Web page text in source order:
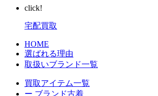
click!
宅配買取
HOME
選ばれる理由
取扱いブランド一覧
買取アイテム一覧
ー ブランド古着